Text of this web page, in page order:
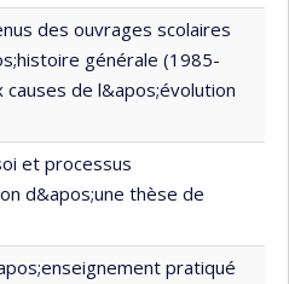
des ouvrages scolaires
générale (1985-
de l&apos;évolution
et processus
d&apos;une thèse de
pratiqué